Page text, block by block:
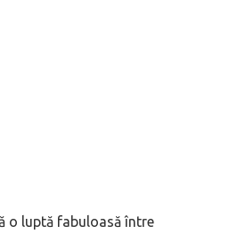
o luptă fabuloasă între